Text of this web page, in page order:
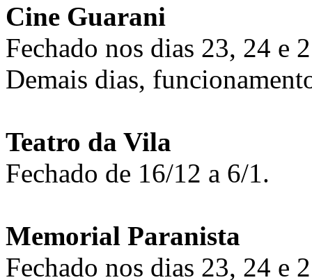
Cine Guarani
Fechado nos dias 23, 24 e
Demais dias,
Teatro da Vila
Fechado de 16/12 a 6/1.
Memorial Paranista
Fechado nos dias 23, 24 e